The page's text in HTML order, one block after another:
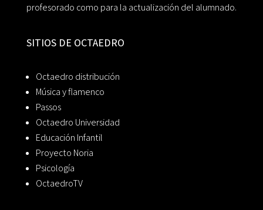
profesorado como para la actualización del alumnado.
SITIOS DE OCTAEDRO
Octaedro distribución
Música y flamenco
Passos
Octaedro Universidad
Educación Infantil
Proyecto Noria
Psicología
OctaedroTV